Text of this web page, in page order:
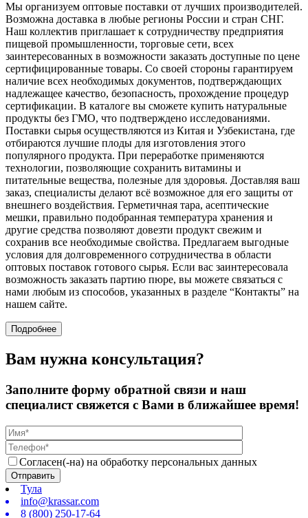
Мы организуем оптовые поставки от лучших производителей.
Возможна доставка в любые регионы России и стран СНГ.
Наш коллектив приглашает к сотрудничеству предприятия
пищевой промышленности, торговые сети, всех
заинтересованных в возможности заказать доступные по цене
сертифицированные товары. Со своей стороны гарантируем
наличие всех необходимых документов, подтверждающих
надлежащее качество, безопасность, прохождение процедур
сертификации. В каталоге вы сможете купить натуральные
продукты без ГМО, что подтверждено исследованиями.
Поставки сырья осуществляются из Китая и Узбекистана, где
отбираются лучшие плоды для изготовления этого
популярного продукта. При переработке применяются
технологии, позволяющие сохранить витамины и
питательные вещества, полезные для здоровья. Доставляя ваш
заказ, специалисты делают всё возможное для его защиты от
внешнего воздействия. Герметичная тара, асептические
мешки, правильно подобранная температура хранения и
другие средства позволяют довезти продукт свежим и
сохранив все необходимые свойства. Предлагаем выгодные
условия для долговременного сотрудничества в области
оптовых поставок готового сырья. Если вас заинтересовала
возможность заказать партию пюре, вы можете связаться с
нами любым из способов, указанных в разделе “Контакты” на
нашем сайте.
Подробнее
Вам нужна консультация?
Заполните форму обратной связи и наш
специалист свяжется с Вами в ближайшее время!
Согласен(-на) на обработку персональных данных
Тула
info@krassar.com
8 (800) 250-17-64